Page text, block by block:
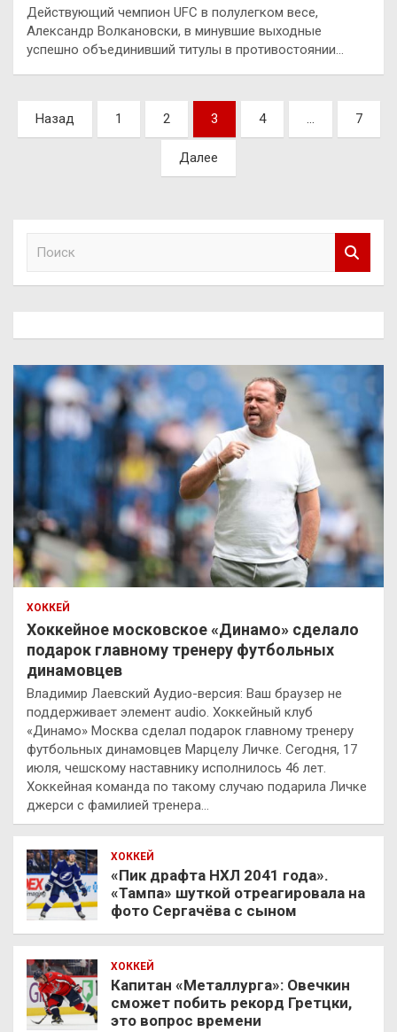
Действующий чемпион UFC в полулегком весе,
Александр Волкановски, в минувшие выходные
успешно объединивший титулы в противостоянии…
Пагинация
записей
Назад 1 2 3 4 … 7
Далее
ХОККЕЙ
Хоккейное московское «Динамо» сделало
подарок главному тренеру футбольных
динамовцев
Владимир Лаевский Аудио-версия: Ваш браузер не
поддерживает элемент audio. Хоккейный клуб
«Динамо» Москва сделал подарок главному тренеру
футбольных динамовцев Марцелу Личке. Сегодня, 17
июля, чешскому наставнику исполнилось 46 лет.
Хоккейная команда по такому случаю подарила Личке
джерси с фамилией тренера…
ХОККЕЙ
«Пик драфта НХЛ 2041 года».
«Тампа» шуткой отреагировала на
фото Сергачёва с сыном
ХОККЕЙ
Капитан «Металлурга»: Овечкин
сможет побить рекорд Гретцки,
это вопрос времени